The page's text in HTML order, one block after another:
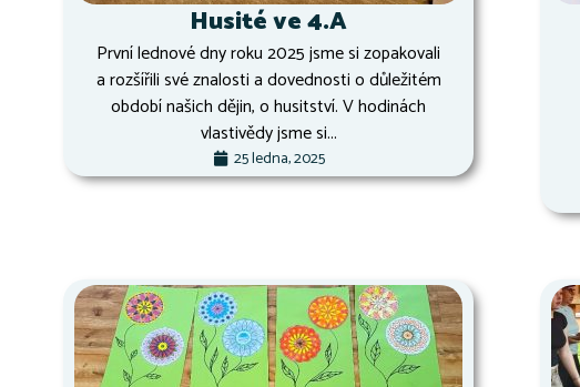
Husité ve 4.A
První lednové dny roku 2025 jsme si zopakovali
a rozšířili své znalosti a dovednosti o důležitém
období našich dějin, o husitství. V hodinách
vlastivědy jsme si...
25 ledna, 2025